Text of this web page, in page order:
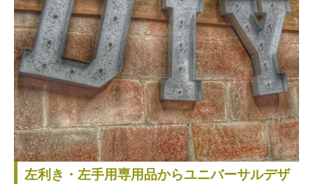
左利き・左手用専用品からユニバーサルデザ